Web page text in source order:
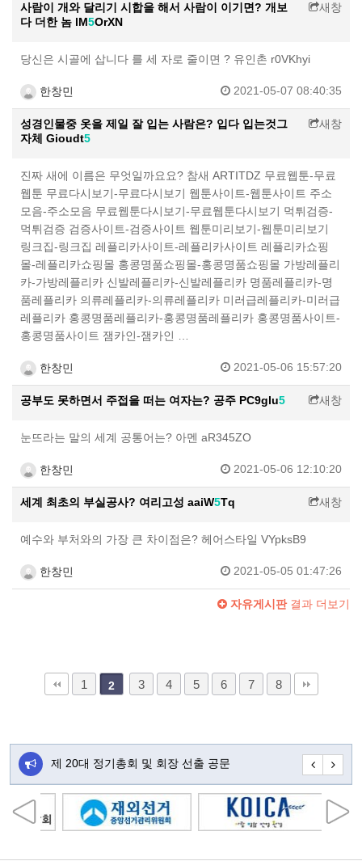
사람이 개와 달리기 시합을 해서 사람이 이기면? 개보
다 더한 놈 lM5OrXN
새창
당신은 시골에 삽니다 를 세 자로 줄이면 ? 유인촌 r0VKhyi
한창민 2021-05-07 08:40:35
성경인물중 옷을 제일 잘 입는 사람은? 입다 입는것그
자체 Gioudt5
새창
진짜 새에 이름은 무엇일까요요? 참새 ARTITDZ 무료웹툰-무료
웹툰 무료다시보기-무료다시보기 웹툰사이트-웹툰사이트 주소
모음-주소모음 무료웹툰다시보기-무료웹툰다시보기 먹튀검증-
먹튀검증 검증사이트-검증사이트 웹툰미리보기-웹툰미리보기
링크집-링크집 레플리카사이트-레플리카사이트 레플리카쇼핑
몰-레플리카쇼핑몰 홍콩명품쇼핑몰-홍콩명품쇼핑몰 가방레플리
카-가방레플리카 신발레플리카-신발레플리카 명품레플리카-명
품레플리카 의류레플리카-의류레플리카 미러급레플리카-미러급
레플리카 홍콩명품레플리카-홍콩명품레플리카 홍콩명품사이트-
홍콩명품사이트 잼카인-잼카인 …
한창민 2021-05-06 15:57:20
공부도 못하면서 주접을 떠는 여자는? 공주 PC9glu5 새창
눈뜨라는 말의 세계 공통어는? 아멘 aR345ZO
한창민 2021-05-06 12:10:20
세계 최초의 부실공사? 여리고성 aaiW5Tq 새창
예수와 부처와의 가장 큰 차이점은? 헤어스타일 VYpksB9
한창민 2021-05-05 01:47:26
자유게시판결과 더보기
1 2 3 4 5 6 7 8
제 20대 정기총회 및 회장 선출 공문 초대합니